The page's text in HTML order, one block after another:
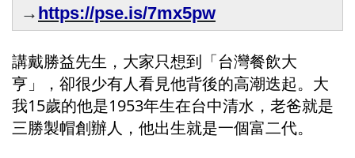
→ https://pse.is/7mx5pw
講戴勝益先生，大家只想到「台灣餐飲大
亨」，卻很少有人看見他背後的高潮迭起。大
我15歲的他是1953年生在台中清水，老爸就是
三勝製帽創辦人，他出生就是一個富二代。